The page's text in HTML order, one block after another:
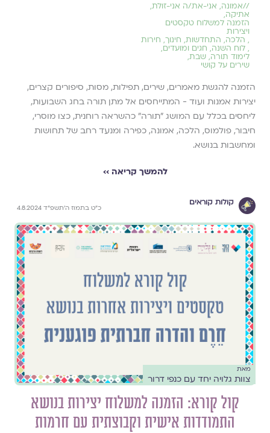
//אמונה, אני-את/ה אני-זולת,
אתיקה,
הזמנה למשלוח טקסטים
ויצירות
, הלכה, התחדשות, חינוך, חירות
, לוח השנה, חגים ומועדים,
לימוד תורה, שבת,
שירים על קושי
הזמנה להגשת מאמרים, שירים, תפילות, מסות, סיפורים קצרים,
יצירות אמנות ועוד - המתייחסים אל מתן תורה בחג השבועות,
ליחסים בכלל עם המושג ״תורה״ כהשראה רוחנית, כצו מוסרי,
חיבור, פולמוס, הלכה, אמונה, כפירה ומנעד רחב של תחושות
ומחשבות בנושא.
להמשך קריאה ››
קולות קוראים
כ״ט בתמוז ה׳תשפ״ד 4.8.2024
מאת
צוות גלויה יחד עם כנפי דרור
קול קורא: הזמנה למשלוח יצירות בנושא
התמודדות אישית וקבוצתית עם חרמות